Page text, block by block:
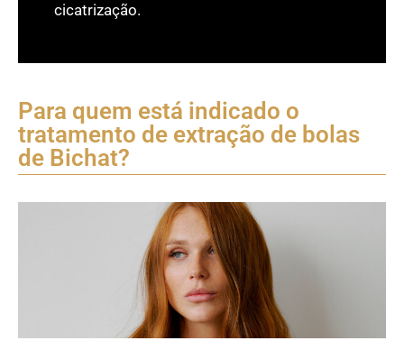
cicatrização.
Para quem está indicado o
tratamento de extração de bolas
de Bichat?